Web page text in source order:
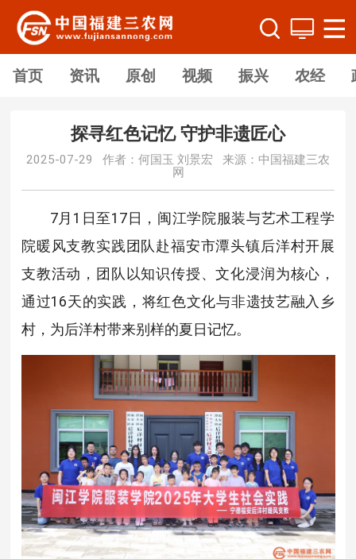
首页 资讯 原创 视频 振兴 农经
探寻红色记忆 守护非遗匠心
2025-07-29 作者：何国玉 刘景宏 来源：中国福建三农
网
7月1日至17日，闽江学院服装与艺术工程学
院暖风支教实践团队赴福安市潭头镇后洋村开展
支教活动，团队以知识传授、文化浸润为核心，
通过16天的实践，将红色文化与非遗技艺融入乡
村，为后洋村带来别样的夏日记忆。